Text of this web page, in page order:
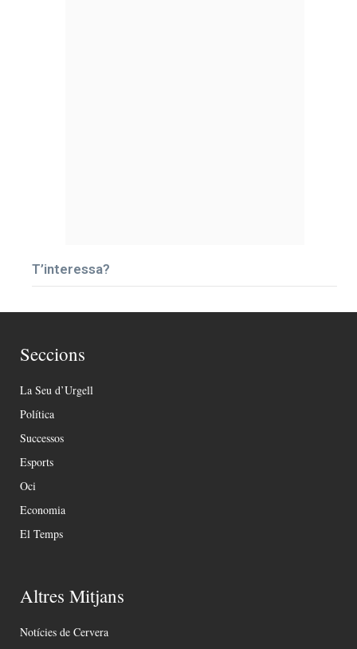
T’interessa?
Seccions
La Seu d’Urgell
Política
Successos
Esports
Oci
Economia
El Temps
Altres Mitjans
Notícies de Cervera